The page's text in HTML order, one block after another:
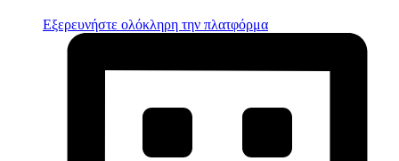
Εξερευνήστε ολόκληρη την πλατφόρμα